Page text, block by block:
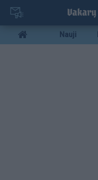
Pereiti
pagrindinį
turinį
Mobile
menu
Nauji